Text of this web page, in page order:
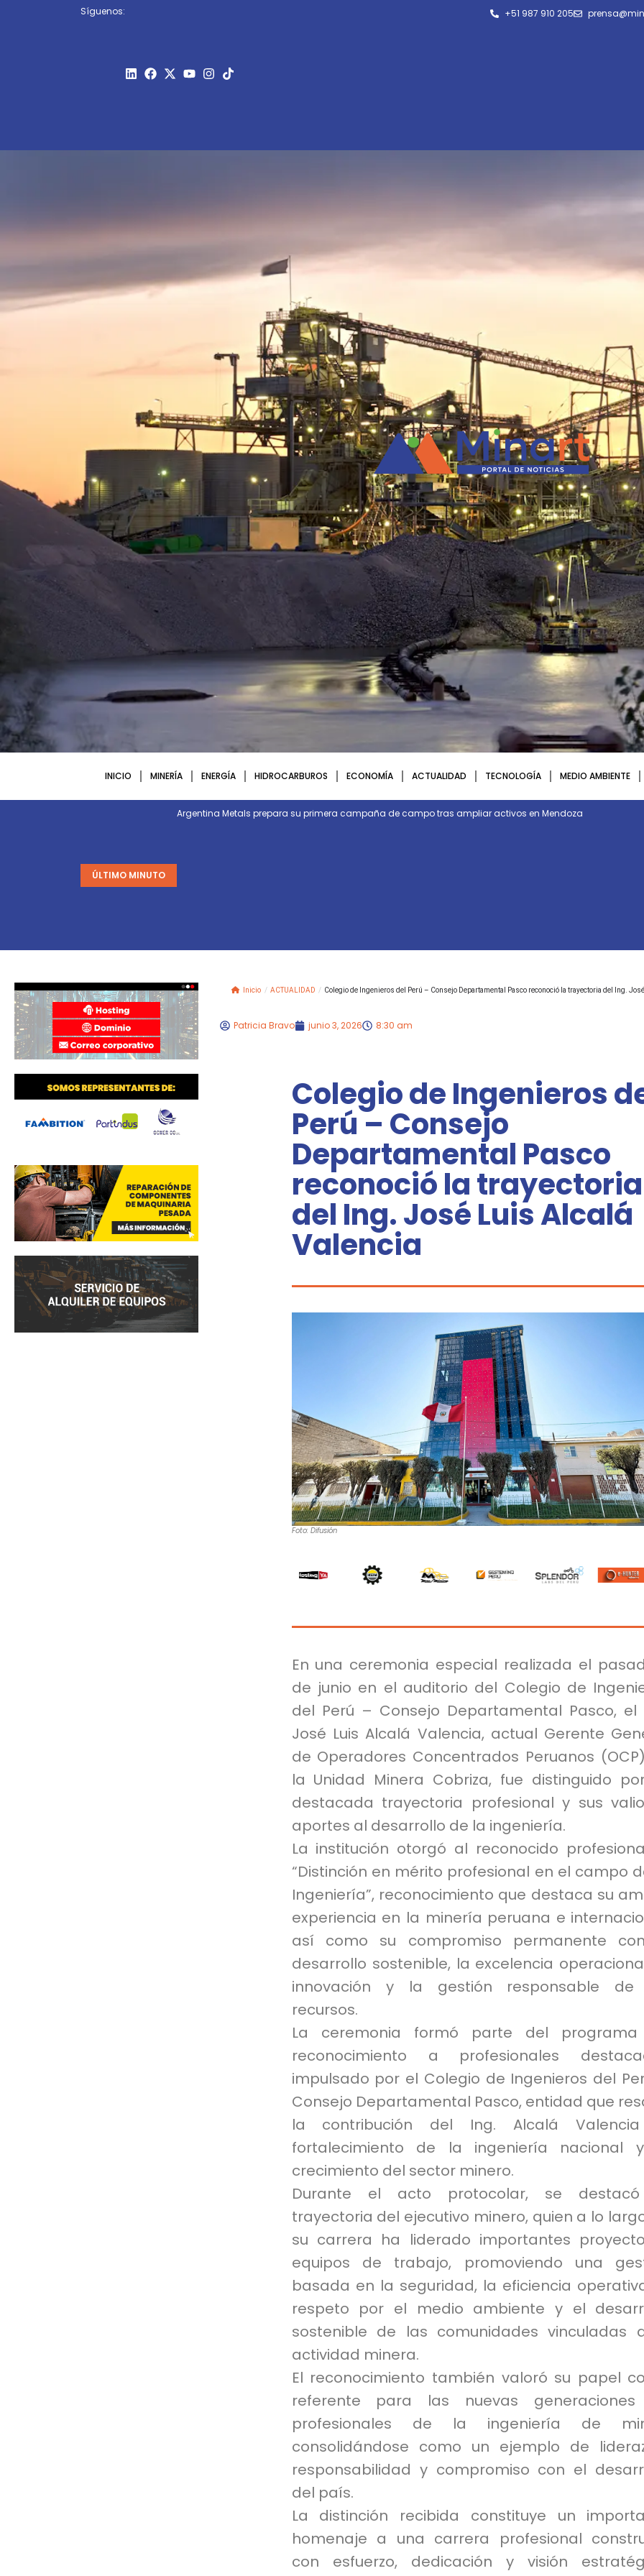
Síguenos: +51 987 910 205
INICIO MINERÍA ENERGÍA HIDROCARBUROS ECONOMÍA ACTUALIDAD TECNOLOGÍA MEDIO AMBIENTE
ÚLTIMO MINUTO
Argentina Metals prepara su primera campaña de campo tras ampliar activos en Mendoza
Inicio / ACTUALIDAD / Colegio de Ingenieros del Perú – Consejo Departamental Pasco reconoció la trayectoria del Ing.
Patricia Bravo junio 3, 2026 8:30 am
Colegio de Ingenieros
Perú – Consejo
Departamental Pasco
reconoció la trayectoria
del Ing. José Luis Alcalá
Valencia
Foto: Difusión
En una ceremonia especial realizada el
de junio en el auditorio del Colegio de
del Perú – Consejo Departamental Pasco, el
José Luis Alcalá Valencia, actual Gerente
de Operadores Concentrados Peruanos
la Unidad Minera Cobriza, fue distinguido
destacada trayectoria profesional y sus
aportes al desarrollo de la ingeniería.
La institución otorgó al reconocido
“Distinción en mérito profesional en el campo
Ingeniería”, reconocimiento que destaca su
experiencia en la minería peruana e
así como su compromiso permanente
desarrollo sostenible, la excelencia
innovación y la gestión responsable de
recursos.
La ceremonia formó parte del
reconocimiento a profesionales
impulsado por el Colegio de Ingenieros del
Consejo Departamental Pasco, entidad que
la contribución del Ing. Alcalá
fortalecimiento de la ingeniería nacional
crecimiento del sector minero.
Durante el acto protocolar, se
trayectoria del ejecutivo minero, quien a lo
su carrera ha liderado importantes
equipos de trabajo, promoviendo una
basada en la seguridad, la eficiencia
respeto por el medio ambiente y el
sostenible de las comunidades vinculadas
actividad minera.
El reconocimiento también valoró su papel
referente para las nuevas
profesionales de la ingeniería de
consolidándose como un ejemplo de
responsabilidad y compromiso con el
del país.
La distinción recibida constituye un
homenaje a una carrera profesional
con esfuerzo, dedicación y visión